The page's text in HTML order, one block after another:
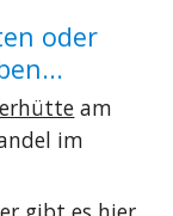
oder
am
im